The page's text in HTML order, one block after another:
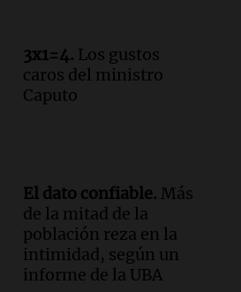
3x1=4. Los gustos
caros del ministro
Caputo
El dato confiable. Más
de la mitad de la
población reza en la
intimidad, según un
informe de la UBA